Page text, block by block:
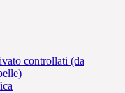
controllati (da